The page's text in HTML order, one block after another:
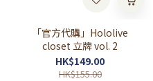
「官方代購」Hololive
closet 立牌 vol. 2
HK$149.00
HK$155.00